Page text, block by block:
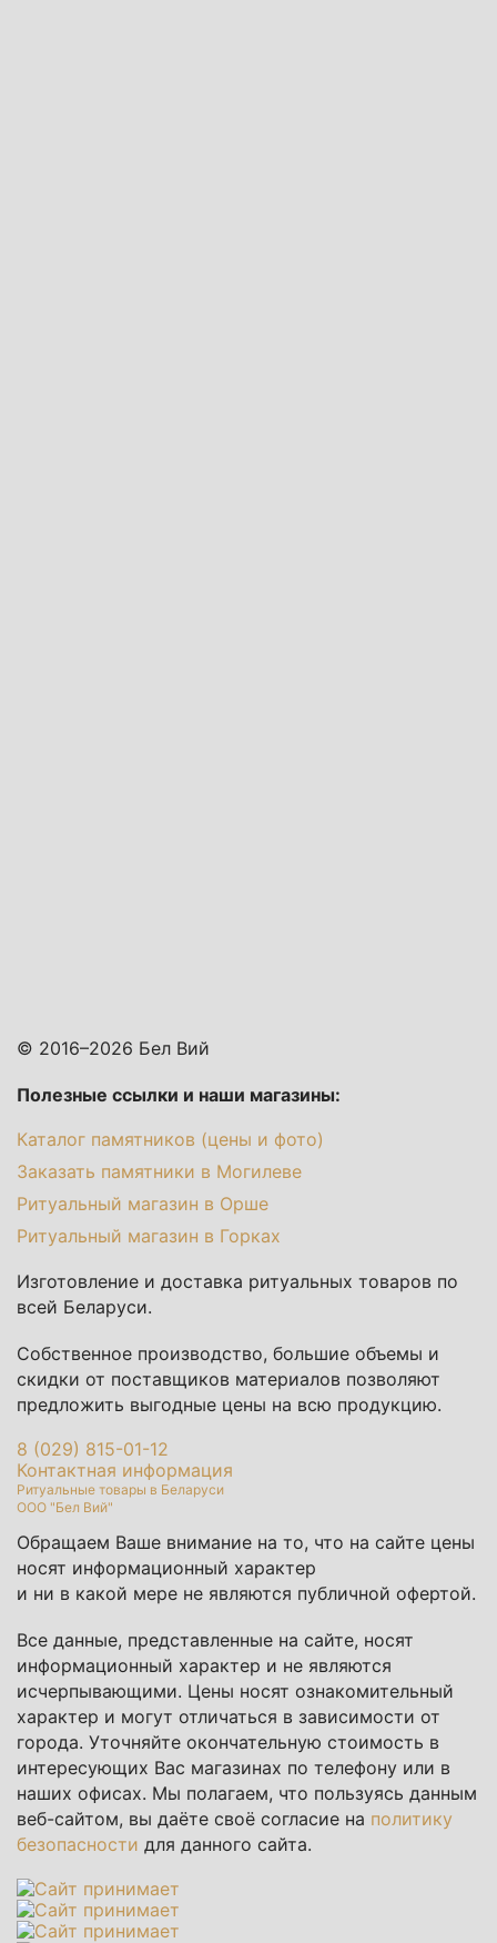
© 2016–2026 Бел Вий
Полезные ссылки и наши магазины:
Каталог памятников (цены и фото)
Заказать памятники в Могилеве
Ритуальный магазин в Орше
Ритуальный магазин в Горках
Изготовление и доставка ритуальных товаров по
всей Беларуси.
Собственное производство, большие объемы и
скидки от поставщиков материалов позволяют
предложить выгодные цены на всю продукцию.
8 (029) 815-01-12
Контактная информация
Ритуальные товары в Беларуси
ООО "Бел Вий"
Обращаем Ваше внимание на то, что на сайте цены
носят информационный характер
и ни в какой мере не являются публичной офертой.
Все данные, представленные на сайте, носят
информационный характер и не являются
исчерпывающими. Цены носят ознакомительный
характер и могут отличаться в зависимости от
города. Уточняйте окончательную стоимость в
интересующих Вас магазинах по телефону или в
наших офисах. Мы полагаем, что пользуясь данным
веб-сайтом, вы даёте своё согласие на политику
безопасности для данного сайта.